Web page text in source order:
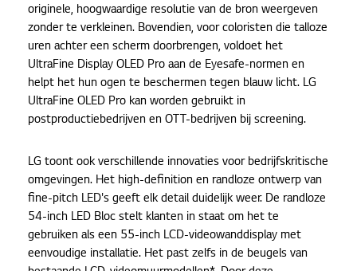
originele, hoogwaardige resolutie van de bron weergeven
zonder te verkleinen. Bovendien, voor coloristen die talloze
uren achter een scherm doorbrengen, voldoet het
UltraFine Display OLED Pro aan de Eyesafe-normen en
helpt het hun ogen te beschermen tegen blauw licht. LG
UltraFine OLED Pro kan worden gebruikt in
postproductiebedrijven en OTT-bedrijven bij screening.
LG toont ook verschillende innovaties voor bedrijfskritische
omgevingen. Het high-definition en randloze ontwerp van
fine-pitch LED's geeft elk detail duidelijk weer. De randloze
54-inch LED Bloc stelt klanten in staat om het te
gebruiken als een 55-inch LCD-videowanddisplay met
eenvoudige installatie. Het past zelfs in de beugels van